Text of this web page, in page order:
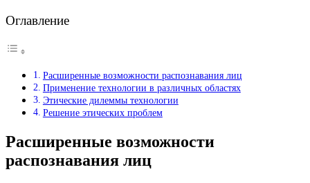
Оглавление
Расширенные возможности распознавания лиц
Применение технологии в различных областях
Этические дилеммы технологии
Решение этических проблем
Расширенные возможности
распознавания лиц